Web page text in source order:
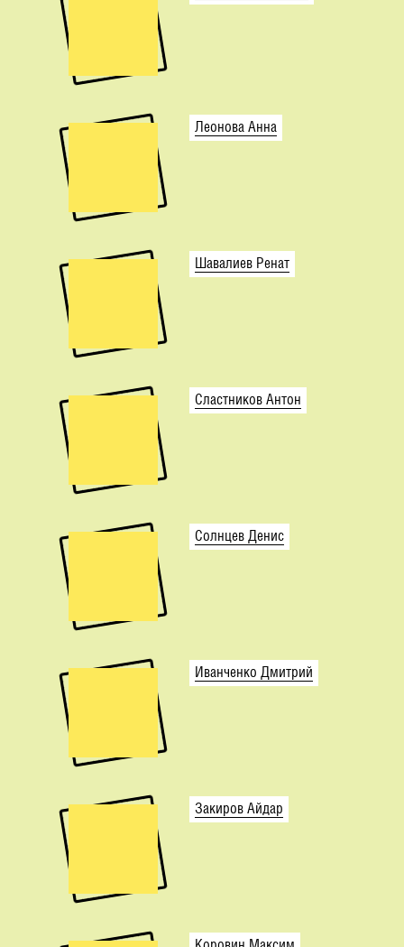
Леонова Анна
Шавалиев Ренат
Сластников Антон
Солнцев Денис
Иванченко Дмитрий
Закиров Айдар